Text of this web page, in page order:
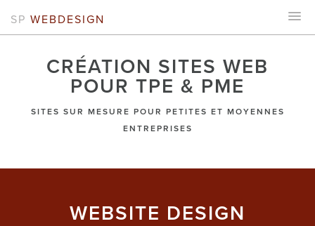
SP WEBDESIGN
CRÉATION SITES WEB
POUR TPE & PME
SITES SUR MESURE POUR PETITES ET MOYENNES
ENTREPRISES
WEBSITE DESIGN